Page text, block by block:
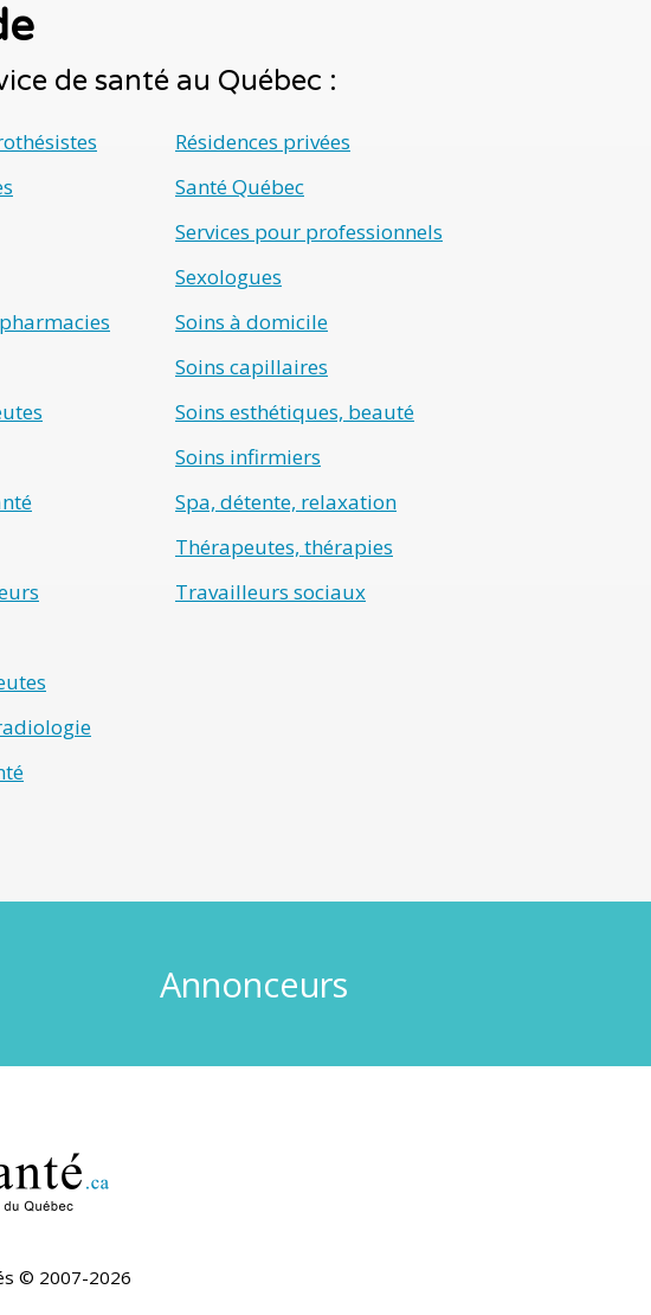
de santé au Québec :
Résidences privées
Santé Québec
Services pour professionnels
Sexologues
Soins à domicile
Soins capillaires
Soins esthétiques, beauté
Soins infirmiers
Spa, détente, relaxation
Thérapeutes, thérapies
Travailleurs sociaux
Annonceurs
© 2007-2026